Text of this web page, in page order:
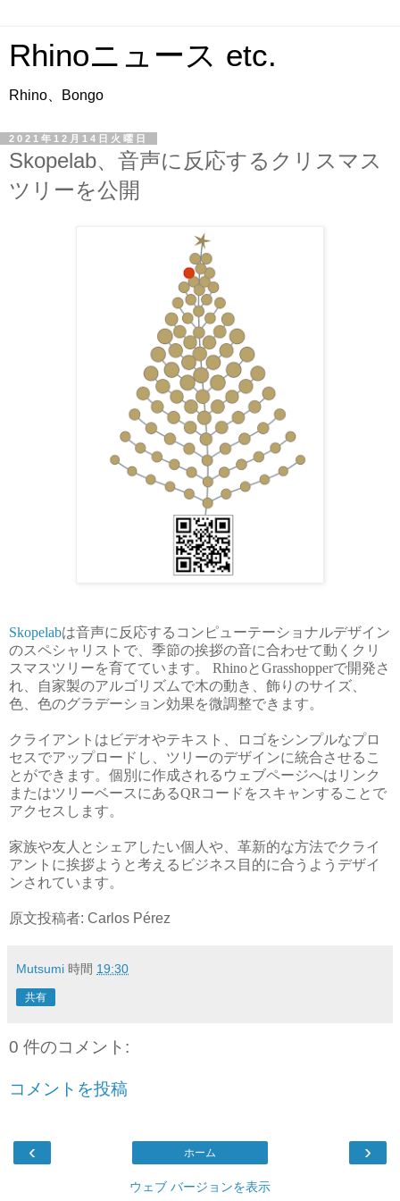
Rhinoニュース etc.
Rhino、Bongo
2021年12月14日火曜日
Skopelab、音声に反応するクリスマス
ツリーを公開
Skopelabは音声に反応するコンピューテーショナルデザイン
のスペシャリストで、季節の挨拶の音に合わせて動くクリ
スマスツリーを育てています。 RhinoとGrasshopperで開発さ
れ、自家製のアルゴリズムで木の動き、飾りのサイズ、
色、色のグラデーション効果を微調整できます。
クライアントはビデオやテキスト、ロゴをシンプルなプロ
セスでアップロードし、ツリーのデザインに統合させるこ
とができます。個別に作成されるウェブページへはリンク
またはツリーベースにあるQRコードをスキャンすることで
アクセスします。
家族や友人とシェアしたい個人や、革新的な方法でクライ
アントに挨拶ようと考えるビジネス目的に合うようデザイ
ンされています。
原文投稿者: Carlos Pérez
Mutsumi 時間 19:30
共有
0 件のコメント:
コメントを投稿
‹ ›
ホーム
ウェブ バージョンを表示